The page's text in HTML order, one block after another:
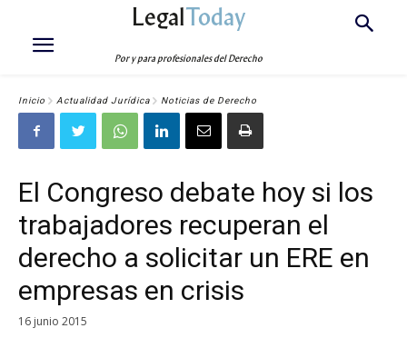
LegalToday
Por y para profesionales del Derecho
Inicio Actualidad Jurídica Noticias de Derecho
El Congreso debate hoy si los
trabajadores recuperan el
derecho a solicitar un ERE en
empresas en crisis
16 junio 2015